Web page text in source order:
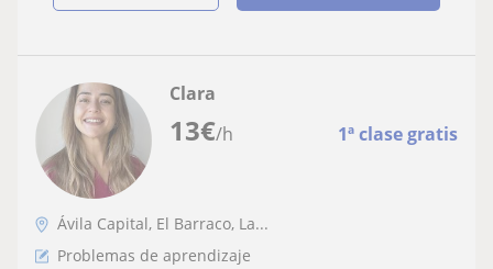
13€/h 1ª clase gratis
Clara
Ávila Capital, El Barraco, La...
Problemas de aprendizaje